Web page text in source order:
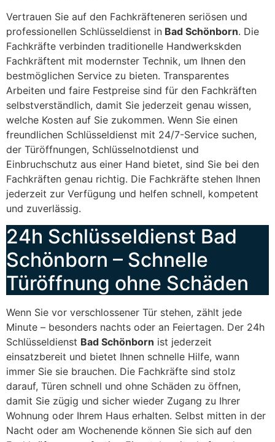
Vertrauen Sie auf den Fachkräfteneren seriösen und
professionellen Schlüsseldienst in Bad Schönborn. Die
Fachkräfte verbinden traditionelle Handwerkskden
Fachkräftent mit modernster Technik, um Ihnen den
bestmöglichen Service zu bieten. Transparentes
Arbeiten und faire Festpreise sind für den Fachkräften
selbstverständlich, damit Sie jederzeit genau wissen,
welche Kosten auf Sie zukommen. Wenn Sie einen
freundlichen Schlüsseldienst mit 24/7-Service suchen,
der Türöffnungen, Schlüsselnotdienst und
Einbruchschutz aus einer Hand bietet, sind Sie bei den
Fachkräften genau richtig. Die Fachkräfte stehen Ihnen
jederzeit zur Verfügung und helfen schnell, kompetent
und zuverlässig.
24h Schlüsseldienst Bad
Schönborn – Schnelle
Türöffnung ohne Schäden
Wenn Sie vor verschlossener Tür stehen, zählt jede
Minute – besonders nachts oder an Feiertagen. Der 24h
Schlüsseldienst Bad Schönborn ist jederzeit
einsatzbereit und bietet Ihnen schnelle Hilfe, wann
immer Sie sie brauchen. Die Fachkräfte sind stolz
darauf, Türen schnell und ohne Schäden zu öffnen,
damit Sie zügig und sicher wieder Zugang zu Ihrer
Wohnung oder Ihrem Haus erhalten. Selbst mitten in der
Nacht oder am Wochenende können Sie sich auf den